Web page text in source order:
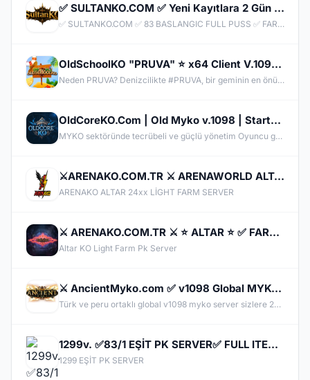
✅ SULTANKO.COM ✅ Yeni Kayıtlara 2 Gün 500x Drop Bonus! ✅⭐ Pk Farm Server Ücretsiz! ⭐ DELTASOFT⭐
✅ SULTANKO.COM ✅ 83 BASLANGIC FULL PUSS ✅ FARM PK SERVER ✅⭐ 29.05.2026 22:00 OFFICIAL ⭐ DELTASOFT⭐
OldSchoolKO "PRUVA" ⭐ x64 Client V.1098 ⭐ MYKO'nun Gerçek Sahibi | Beta 2 Haziran Official 5 Haziran
Neden PRUVA? Denizcilikte #PRUVA, bir geminin en önünü; dalgaları yaran, yönü belirleyen ve rotayı çizen kısmını ifade eder. Biz de bu anlamdan ilham aldık. Bu kez sadece bir server açmıyoruz; bu sektörde rotayı yeniden çiziyoruz! #OldschoolKO’nun yıllardır süren kalitesini ve eskiye olan bağlılığımızı koruyarak, tamamen kendi geliştirdiğimiz %100 özgün #x64 Bit Client ile yeni döneme damga vuruyoruz! PRUVA; uzun süreli rekabet ve dostluk ortamıyla #OSKO deneyiminin merkezi olacak.
OldCoreKO.Com | Old Myko v.1098 | Starter + Yan Pus Ücretsiz | Academy : 17 Temmuz 2026 -Cuma 21:00!
MYKO sektöründe tecrübeli ve güçlü yönetim Oyuncu geri bildirimlerine önem veren şeffaf yapı Play to Win odaklı sistem anlayışı Dengeli ekonomi ve sürdürülebilir oyun yapısı Uzun soluklu, plansız kapanma riski olmayan sunucu vizyonu Deneyimli yönetim ekibimizin rehberliğinde, uzun soluklu ve unutulmaz bir maceraya hazır olun. OldCoreKO; heyecan dolu bir ortam, PK temposunun hiç durmadığı ve MYKO’nun özünü sonuna kadar yaşayabileceğiniz eşsiz bir atmosfer.
⚔️ARENAKO.COM.TR ⚔️ ARENAWORLD ALTAR⭐✅ FARM PK ✅ OFFİCAL 24 NİSAN CUMA 21:00⭐VERSİYON 24xx | USKO⭐
ARENAKO ALTAR 24xx LİGHT FARM SERVER
⚔️ ARENAKO.COM.TR ⚔️ ⭐ ALTAR ⭐ ✅ FARM & PK OFFİCAL 24 NİSAN CUMA 21:00 ✅ ⭐ V.24xx ⭐
Altar KO Light Farm Pk Server
⚔️ AncientMyko.com ✅ v1098 Global MYKO Server Official 23 MAYIS ⭐ STARTER PAKET Başlangıçta Gift!
Türk ve peru ortaklı global v1098 myko server sizlere 2014 yılından beri hizmet sağlamaktadır. Kaliteli ve kalıcı bir mykoda oynamak hepinizin hakkı, aramıza davetlisin!
1299v. ✅83/1 EŞİT PK SERVER✅ FULL ITEM BASLANGIC✅GEM VER KC AL! ► KROWAZ,UTC,KANAT,RANK SİSTEMİ
1299 EŞİT PK SERVER